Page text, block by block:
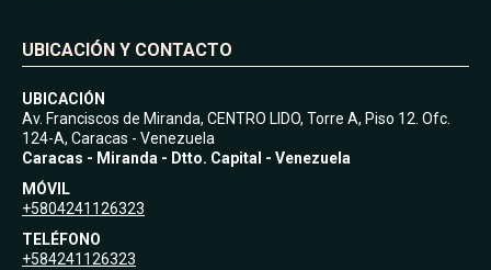
UBICACIÓN Y CONTACTO
UBICACIÓN
Av. Franciscos de Miranda, CENTRO LIDO, Torre A, Piso 12. Ofc.
124-A, Caracas - Venezuela
Caracas - Miranda - Dtto. Capital - Venezuela
MÓVIL
+5804241126323
TELÉFONO
+584241126323